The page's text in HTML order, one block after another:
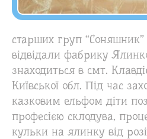
старших груп
відвідали фабрику
знаходиться в смт.
Київської обл. Під час
казковим ельфом діти
професією склодува,
кульки на ялинку від